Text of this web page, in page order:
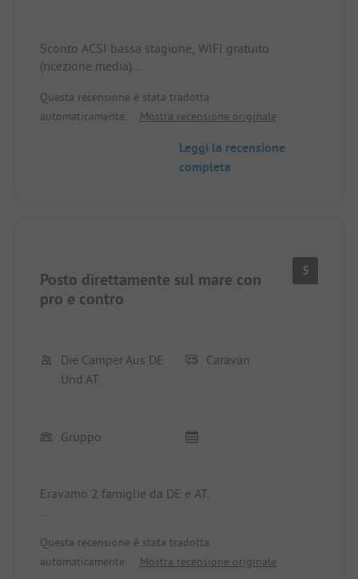
Sconto ACSI bassa stagione, WIFI gratuito
(ricezione media)
servizi igienici e un'accoglienza particolarmente
amichevole. Il camping si trova direttamente sulla
Quando si utilizza lo sconto ACSI, i costi aggiuntivi
per l'elettricità oltre ai 4 ampere standard vengono
Questa recensione è stata tradotta
automaticamente.
Mostra recensione originale
Leggi la recensione
completa
Posto direttamente sul mare con
pro e contro
5
Die Camper Aus DE
Und AT
Caravan
Gruppo
Eravamo 2 famiglie da DE e AT.
• Servizi igienici puliti, il personale delle pulizie
era molto gentile e laborioso
Questa recensione è stata tradotta
automaticamente.
Mostra recensione originale